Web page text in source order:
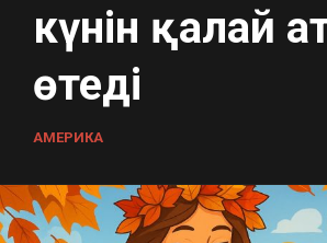
күнін қалай
өтеді
АМЕРИКА